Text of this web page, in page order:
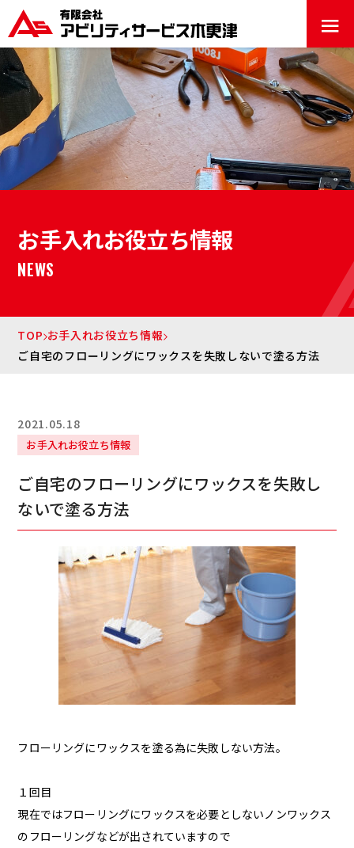
≡
お手入れお役立ち情報
NEWS
TOP お手入れお役立ち情報
ご自宅のフローリングにワックスを失敗しないで塗る方法
2021.05.18
お手入れお役立ち情報
ご自宅のフローリングにワックスを失敗し
ないで塗る方法
フローリングにワックスを塗る為に失敗しない方法。
１回目
現在ではフローリングにワックスを必要としないノンワックス
のフローリングなどが出されていますので